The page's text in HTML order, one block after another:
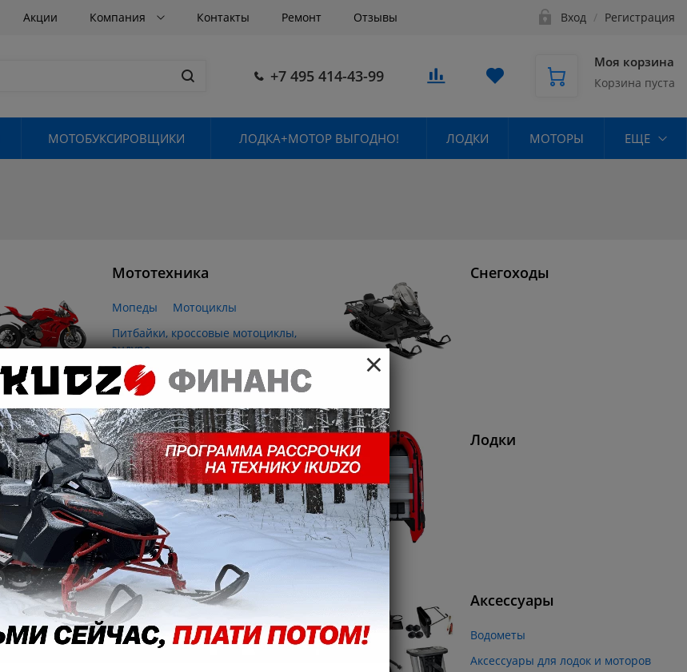
Акции Компания Контакты Ремонт Отзывы Вход / Регистрация
+7 495 414-43-99
Моя корзина
Корзина пуста
МОТОБУКСИРОВЩИКИ ЛОДКА+МОТОР ВЫГОДНО! ЛОДКИ МОТОРЫ ЕЩЕ
Мототехника
Мопеды
Мотоциклы
Питбайки, кроссовые мотоциклы,
эндуро
Скутеры
Трициклы
Снегоходы
Лодка+мотор выгодно! Лодки
САП-борды и Каяки Аксессуары
Водометы
Аксессуары для лодок и моторов
×